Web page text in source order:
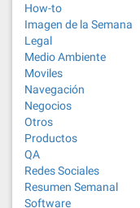
How-to
Imagen de la Semana
Legal
Medio Ambiente
Moviles
Navegación
Negocios
Otros
Productos
QA
Redes Sociales
Resumen Semanal
Software